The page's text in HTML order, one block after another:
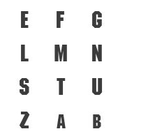
E F
G
L M
N
S T
U
Z a
b